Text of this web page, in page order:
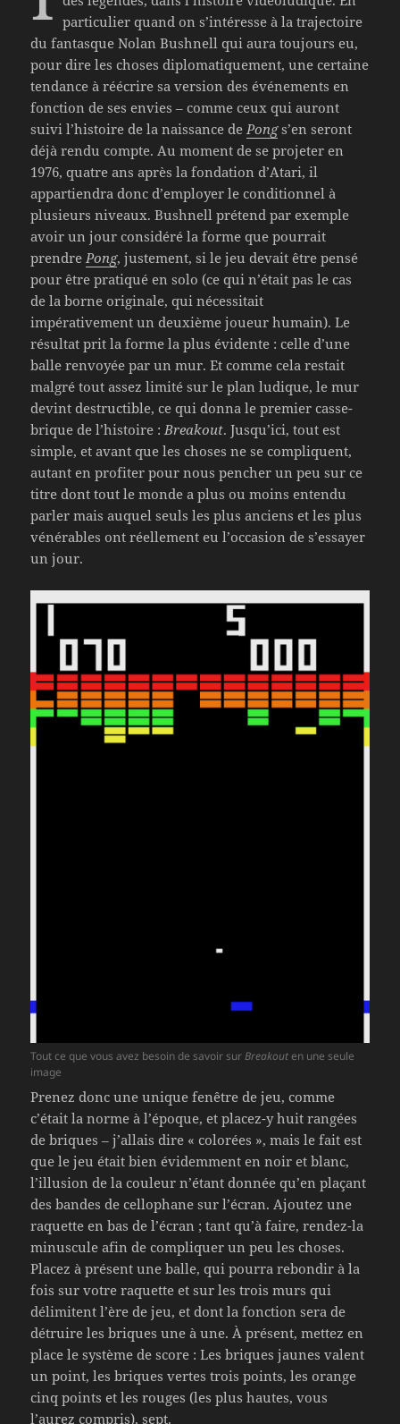
particulier quand on s’intéresse à la trajectoire
du fantasque Nolan Bushnell qui aura toujours eu,
pour dire les choses diplomatiquement, une certaine
tendance à réécrire sa version des événements en
fonction de ses envies – comme ceux qui auront
suivi l’histoire de la naissance dePongs’en seront
déjà rendu compte. Au moment de se projeter en
1976, quatre ans après la fondation d’Atari, il
appartiendra donc d’employer le conditionnel à
plusieurs niveaux. Bushnell prétend par exemple
avoir un jour considéré la forme que pourrait
prendrePong, justement, si le jeu devait être pensé
pour être pratiqué en solo (ce qui n’était pas le cas
de la borne originale, qui nécessitait
impérativement un deuxième joueur humain). Le
résultat prit la forme la plus évidente : celle d’une
balle renvoyée par un mur. Et comme cela restait
malgré tout assez limité sur le plan ludique, le mur
devint destructible, ce qui donna le premier casse-
brique de l’histoire :Breakout. Jusqu’ici, tout est
simple, et avant que les choses ne se compliquent,
autant en profiter pour nous pencher un peu sur ce
titre dont tout le monde a plus ou moins entendu
parler mais auquel seuls les plus anciens et les plus
vénérables ont réellement eu l’occasion de s’essayer
un jour.
Tout ce que vous avez besoin de savoir surBreakouten une seule
image
Prenez donc une unique fenêtre de jeu, comme
c’était la norme à l’époque, et placez-y huit rangées
de briques – j’allais dire « colorées », mais le fait est
que le jeu était bien évidemment en noir et blanc,
l’illusion de la couleur n’étant donnée qu’en plaçant
des bandes de cellophane sur l’écran. Ajoutez une
raquette en bas de l’écran ; tant qu’à faire, rendez-la
minuscule afin de compliquer un peu les choses.
Placez à présent une balle, qui pourra rebondir à la
fois sur votre raquette et sur les trois murs qui
délimitent l’ère de jeu, et dont la fonction sera de
détruire les briques une à une. À présent, mettez en
place le système de score : Les briques jaunes valent
un point, les briques vertes trois points, les orange
cinq points et les rouges (les plus hautes, vous
l’aurez compris), sept.